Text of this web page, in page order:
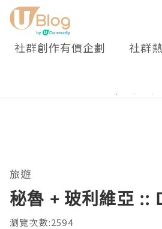
社群創作有價企劃 社群
旅遊
秘魯 + 玻利維亞 ::
瀏覽次數:2594